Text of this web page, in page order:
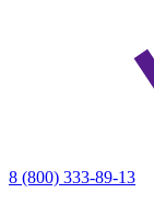
8 (800) 333-89-13